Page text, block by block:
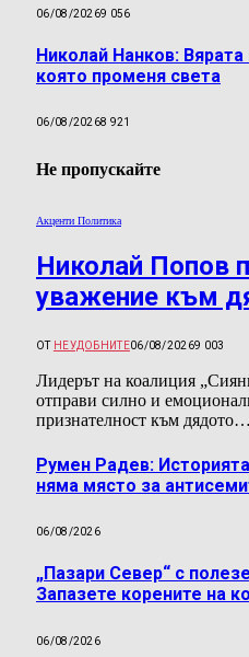
06/08/20269 056
Николай Нанков:
която променя света
06/08/20268 921
Не пропускайте
Акценти Политика
Николай Попов
уважение към
ОТ НЕУДОБНИТЕ06/08/20269 003
Лидерът на коалиция
отправи силно и
признателност към дядото…
Румен Радев:
няма място за
06/08/2026
„Пазари Север“ с
Запазете корените на
06/08/2026